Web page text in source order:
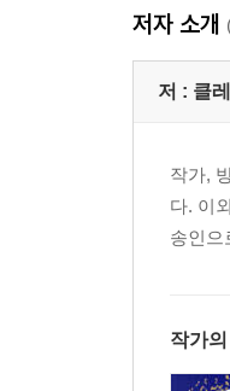
저자 소개
저 : 클
작가,
다. 이
송인으
작가